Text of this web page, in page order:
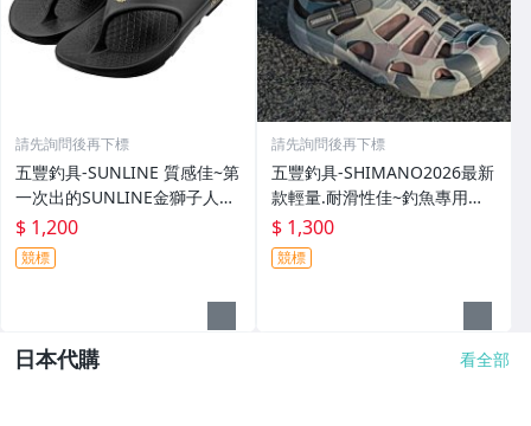
請先詢問後再下標
五豐釣具-SUNLINE 質感佳~第
一次出的SUNLINE金獅子人字
夾腳拖鞋SUS-401特價1200元
$ 1,200
競標
請先詢問後再下標
五豐釣具-SHIMANO2026最新
款輕量.耐滑性佳~釣魚專用布
希涼鞋 FS-091I特價1300元
$ 1,300
競標
日本代購 看全部